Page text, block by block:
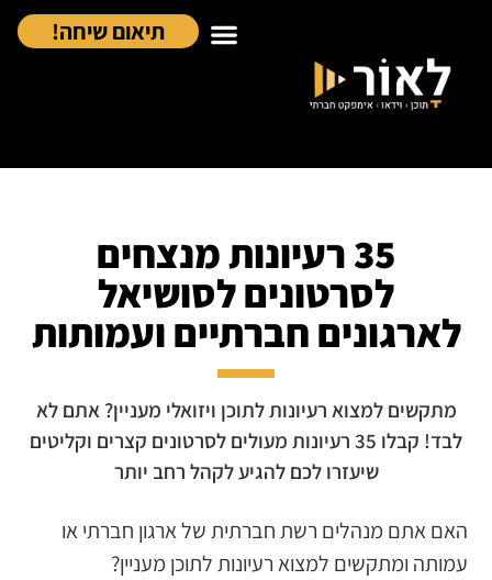
תיאום שיחה!
35 רעיונות מנצחים
לסרטונים לסושיאל
לארגונים חברתיים ועמותות
מתקשים למצוא רעיונות לתוכן ויזואלי מעניין? אתם לא
לבד! קבלו 35 רעיונות מעולים לסרטונים קצרים וקליטים
שיעזרו לכם להגיע לקהל רחב יותר
האם אתם מנהלים רשת חברתית של ארגון חברתי או
עמותה ומתקשים למצוא רעיונות לתוכן מעניין?